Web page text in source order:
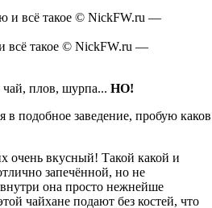
такое © NickFW.ru —
плов, шурпа... НО!
в подобное заведение, пробую каков
очень вкусный! Такой какой и
запечённой, но не
она просто нежнейше
чайхане подают без костей, что